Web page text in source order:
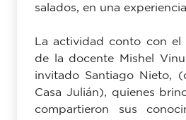
salados, en una
La actividad conto con el
de la docente Mishel
invitado Santiago Nieto,
Casa Julián), quienes
compartieron sus